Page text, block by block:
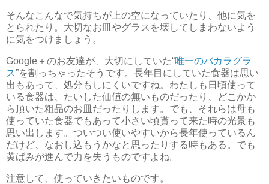
そんなこんなで気持ちが上の空になっていたり、他に気を
とられたり。大切なお皿やグラスを壊してしまわないよう
に気をつけましょう。
Google＋のお友達が、大切にしていた“唯一のバカラグラ
ス”を割っちゃったそうです。長年目にしていた食器は思い
出もあって、処分もしにくいですね。わたしも日頃使って
いる食器は、たいした価値の無いものだったり、どこかか
ら頂いた粗品のお皿だったりします。でも、それらは母も
使っていた食器でもあって小さい頃貰って来た時の光景も
思い出します。ついつい使いやすいから長年使っているん
だけど、なおし込もうかなと思ったりする時もある。でも
黄ばみが進んで力を失うものですよね。
注意して、使っていきたいものです。